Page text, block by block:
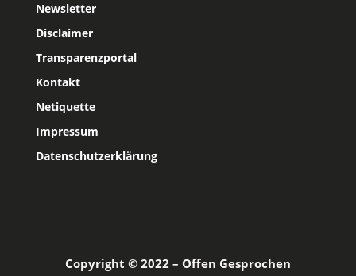
Newsletter
Disclaimer
Transparenzportal
Kontakt
Netiquette
Impressum
Datenschutzerklärung
Copyright © 2022 – Offen Gesprochen